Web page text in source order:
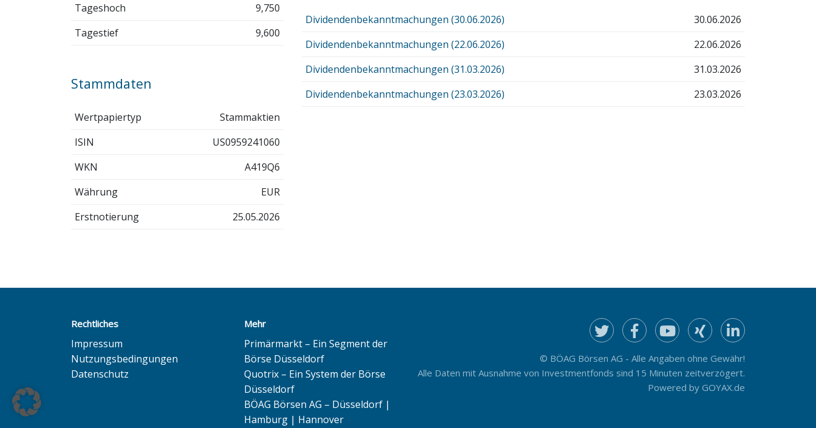
Tageshoch
9,750
Tagestief
9,600
Stammdaten
Wertpapiertyp
Stammaktien
ISIN
US0959241060
WKN
A419Q6
Währung
EUR
Erstnotierung
25.05.2026
Dividendenbekanntmachungen (30.06.2026)
30.06.2026
Dividendenbekanntmachungen (22.06.2026)
22.06.2026
Dividendenbekanntmachungen (31.03.2026)
31.03.2026
Dividendenbekanntmachungen (23.03.2026)
23.03.2026
Rechtliches
Impressum
Nutzungsbedingungen
Datenschutz
Mehr
Primärmarkt – Ein Segment der
Börse Düsseldorf
Quotrix – Ein System der Börse
Düsseldorf
BÖAG Börsen AG – Düsseldorf |
Hamburg | Hannover
© BÖAG Börsen AG - Alle Angaben ohne Gewähr!
Alle Daten mit Ausnahme von Investmentfonds sind 15 Minuten zeitverzögert.
Powered by GOYAX.de